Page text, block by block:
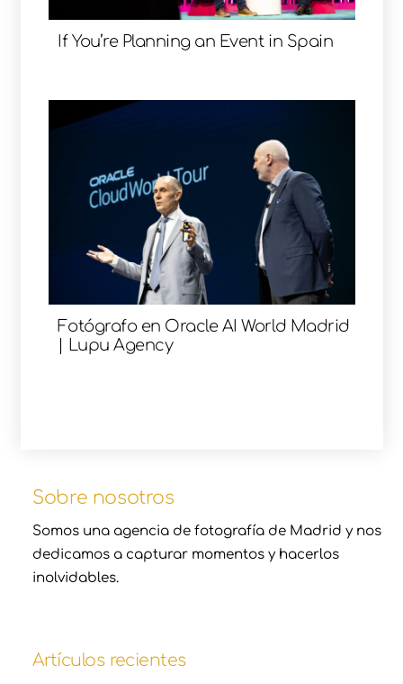
If You’re Planning an Event in Spain
Fotógrafo en Oracle AI World Madrid
| Lupu Agency
Sobre nosotros
Somos una agencia de fotografía de Madrid y nos
dedicamos a capturar momentos y hacerlos
inolvidables.
Artículos recientes